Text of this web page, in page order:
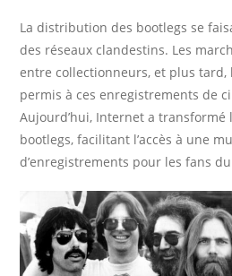
La distribution des bootlegs se
des réseaux clandestins. Les
entre collectionneurs, et plus tard,
permis à ces enregistrements de
Aujourd’hui, Internet a
bootlegs, facilitant l’accès à une
d’enregistrements pour les fans